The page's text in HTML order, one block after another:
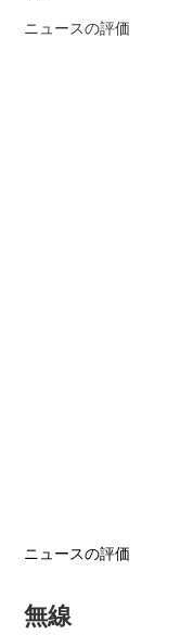
ニュースの評価
ニュースの評価
無線